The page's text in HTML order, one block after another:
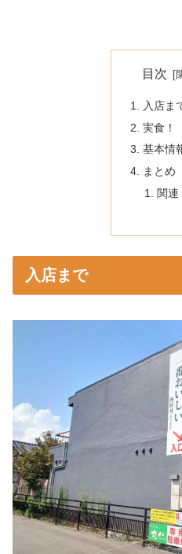
目次
入店ま
実食！
基本情
まとめ
関連
入店まで